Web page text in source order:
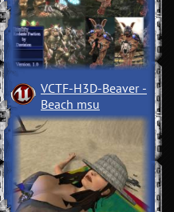
VCTF-H3D-Beaver ­
Beach msu